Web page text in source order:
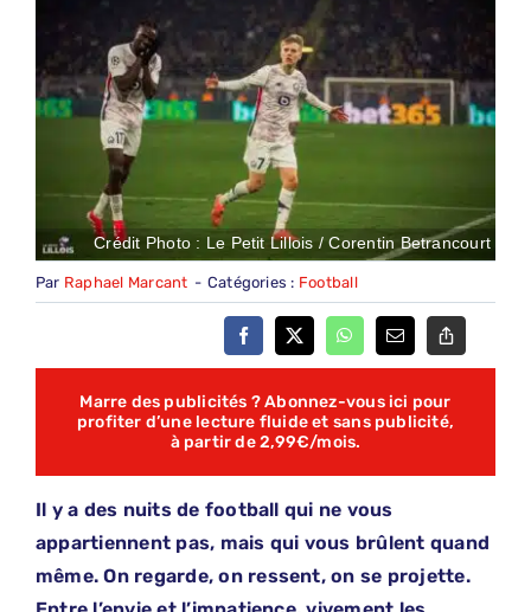
Crédit Photo : Le Petit Lillois / Corentin Betrancourt
Par Raphael Marcant - Catégories : Football
Marre des publicités ? Abonnez-vous ici pour
profiter d’une lecture fluide et sans publicité,
à partir de 2,99€/mois.
Il y a des nuits de football qui ne vous
appartiennent pas, mais qui vous brûlent quand
même. On regarde, on ressent, on se projette.